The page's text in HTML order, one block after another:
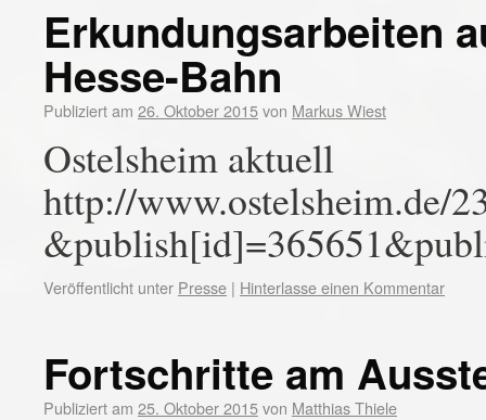
Erkundungsarbeiten
Hesse-Bahn
Publiziert am 26. Oktober 2015von Markus Wiest
Ostelsheim aktuell
http://www.ostelsheim.de/
Veröffentlicht unter Presse | Hinterlasse einen Kommentar
Fortschritte am
Publiziert am 25. Oktober 2015von Matthias Thiele